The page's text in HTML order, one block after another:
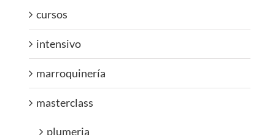
cursos
intensivo
marroquinería
masterclass
plumeria